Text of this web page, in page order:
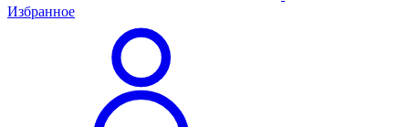
Избранное